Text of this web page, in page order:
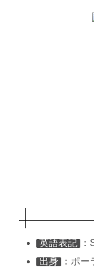
英語表記
出身
：ポ